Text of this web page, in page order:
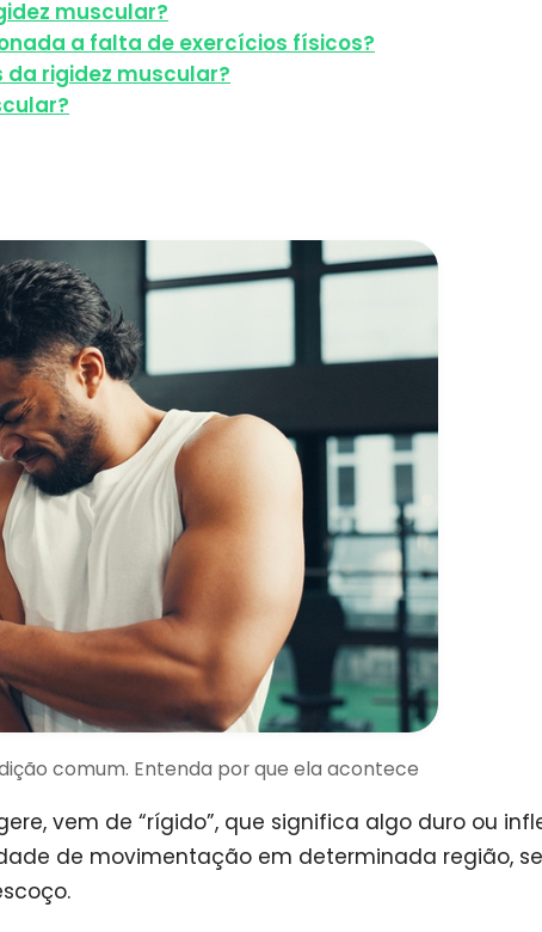
muscular?
a falta de exercícios físicos?
da rigidez muscular?
comum. Entenda por que ela acontece
vem de “rígido”, que significa algo duro ou
de movimentação em determinada região,